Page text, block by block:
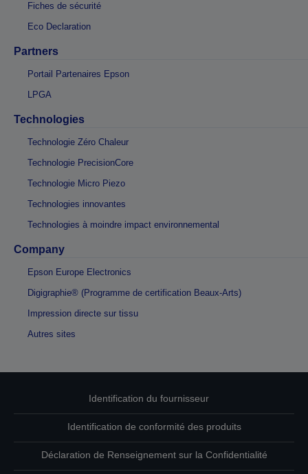
Fiches de sécurité
Eco Declaration
Partners
Portail Partenaires Epson
LPGA
Technologies
Technologie Zéro Chaleur
Technologie PrecisionCore
Technologie Micro Piezo
Technologies innovantes
Technologies à moindre impact environnemental
Company
Epson Europe Electronics
Digigraphie® (Programme de certification Beaux-Arts)
Impression directe sur tissu
Autres sites
Identification du fournisseur
Identification de conformité des produits
Déclaration de Renseignement sur la Confidentialité